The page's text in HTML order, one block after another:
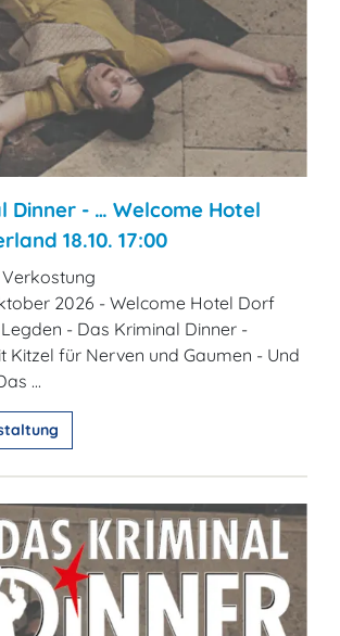
Dinner - … Welcome Hotel
18.10. 17:00
2026 - Welcome Hotel Dorf
- Das Kriminal Dinner -
Kitzel für Nerven und Gaumen - Und
...